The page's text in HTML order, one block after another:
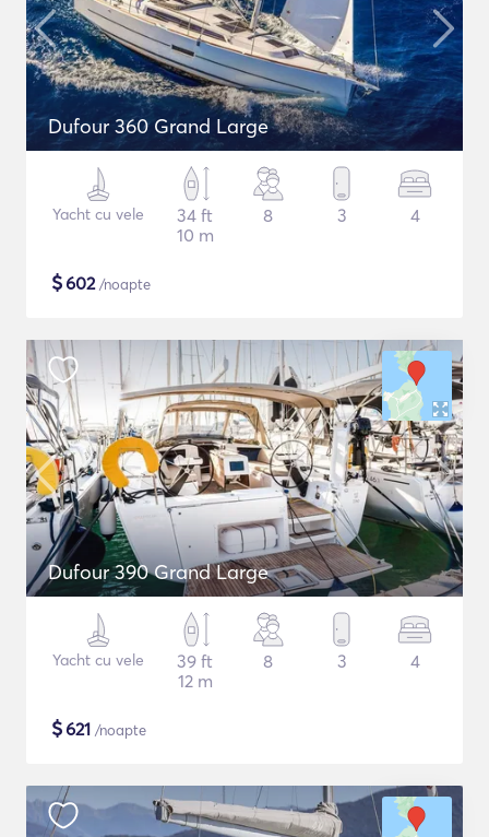
Dufour 360 Grand Large
Yacht cu vele
34 ft
10 m
8 3 4
$602/noapte
Dufour 390 Grand Large
Yacht cu vele
39 ft
12 m
8 3 4
$621 /noapte